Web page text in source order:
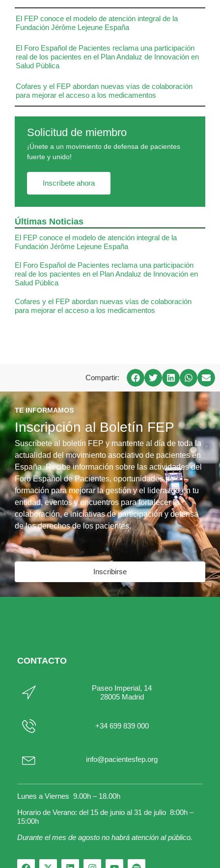
El FEP conoce el modelo de atención integral de la
Fundación Jérôme Lejeune España
El Foro Español de Pacientes reclama una participación
real de los pacientes en el Plan Andaluz de Innovación en
Salud Pública
Cofares y el FEP abordan nuevas vías de colaboración
para mejorar el acceso a los medicamentos
Solicitud de miembro
¡Únete a un movimiento de defensa de pacientes
fuerte y unido!
Inscríbete ahora
Últimas Noticias
El FEP conoce el modelo de atención integral de la
Fundación Jérôme Lejeune España
El Foro Español de Pacientes reclama una participación
real de los pacientes en el Plan Andaluz de Innovación en
Salud Pública
Cofares y el FEP abordan nuevas vías de colaboración
para mejorar el acceso a los medicamentos
Compartir:
TE INFORMAMOS
Inscripción al Boletín FEP
Suscríbete al boletín FEP y mantente al día de toda la
actualidad del movimiento asociativo de pacientes en
España. Recibe información sobre las actividades del
Foro Español de Pacientes, oportunidades de
formación para mejorar la gestión y el liderazgo en tu
entidad, eventos y encuentros para fortalecer la
colaboración, e iniciativas de participación y defensa
de los derechos de los pacientes.
Inscribirse
CONTACTO
Paseo Imperial, 14
28005 Madrid
+34 699 839 000
info@pacientesfep.org
Lunes a Viernes 9.00h – 18.00h
Horario de Verano: del 15 de junio al 31 de julio 8:00h –
15:00h
Durante el mes de agosto no habrá atención al público.